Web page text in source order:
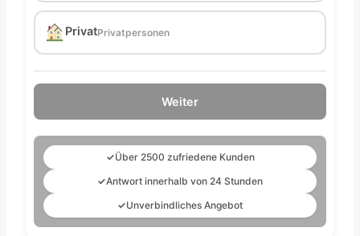
PrivatPrivatpersonen
Weiter
✓Über 2500 zufriedene Kunden
✓Antwort innerhalb von 24 Stunden
✓Unverbindliches Angebot